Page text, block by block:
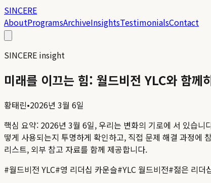
SINCERE
AboutProgramsArchiveInsightsTestimonialsContact
SINCERE insight
미래를 이끄는 힘: 월드비전 YLC와 함
황태린•2026년 3월 6일
핵심 요약: 2026년 3월 6일, 우리는 변화의 기로에 서 있습니
떻게 사용되는지 투명하게 확인하고, 직접 문제 해결 과정에
리스트, 외부 참고 자료를 함께 제공합니다.
#월드비전 YLC#영 리더십 카운슬#YLC 월드비전#젊은 리더